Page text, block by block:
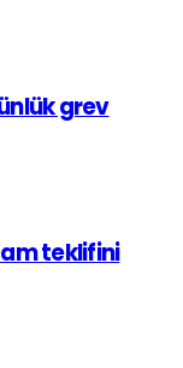
grev
teklifini